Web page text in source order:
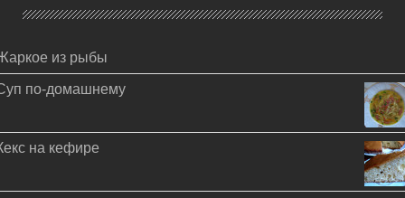
из рыбы
по-домашнему
на кефире